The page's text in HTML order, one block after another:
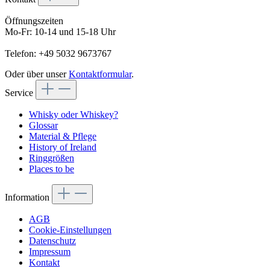
Öffnungszeiten
Mo-Fr: 10-14 und 15-18 Uhr
Telefon: +49 5032 9673767
Oder über unserKontaktformular.
Service
Whisky oder Whiskey?
Glossar
Material & Pflege
History of Ireland
Ringgrößen
Places to be
Information
AGB
Cookie-Einstellungen
Datenschutz
Impressum
Kontakt